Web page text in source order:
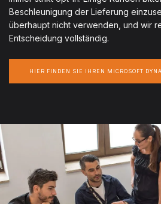
Beschleunigung der Lieferung
überhaupt nicht verwenden, und wir
Entscheidung vollständig.
HIER FINDEN SIE IHREN MICROSOFT